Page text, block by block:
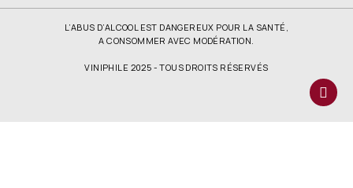
L’ABUS D’ALCOOL EST DANGEREUX POUR LA SANTÉ,
A CONSOMMER AVEC MODÉRATION.
VINIPHILE 2025 - TOUS DROITS RÉSERVÉS